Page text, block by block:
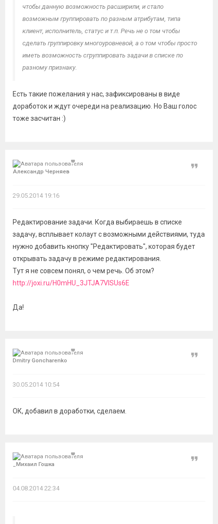
чтобы данную возможность расширили, и стало
возможным группировать по разным атрибутам, типа
клиент, исполнитель, статус и т.п. Речь не о том чтобы
сделать группировку многоуровневой, а о том чтобы просто
иметь возможность сгруппировать задачи в списке по
разному признаку.
Есть такие пожелания у нас, зафиксированы в виде
доработок и ждут очереди на реализацию. Но Ваш голос
тоже засчитан :)
Александр Черняев
Цитата
29.05.2014 19:16
Редактирование задачи. Когда выбираешь в списке
задачу, всплывает колаут с возможными действиями, туда
нужно добавить кнопку "Редактировать", которая будет
открывать задачу в режиме редактирования.
Тут я не совсем понял, о чем речь. Об этом?
http://joxi.ru/H0mHU_3JTJA7VISUs6E
Да!
Dmitry Goncharenko
Цитата
30.05.2014 10:54
ОК, добавил в доработки, сделаем.
_Миxаил Гошкa
Цитата
04.08.2014 22:34